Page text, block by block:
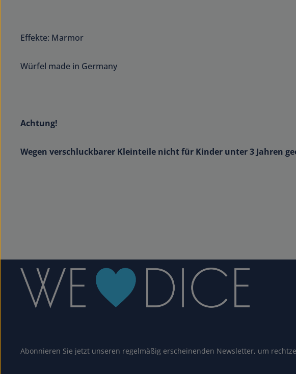
Effekte: Marmor
Würfel made in Germany
Achtung!
Wegen verschluckbarer Kleinteile nicht für Kinder unter 3 Jahren
Abonnieren Sie jetzt unseren regelmäßig erscheinenden Newsletter, um